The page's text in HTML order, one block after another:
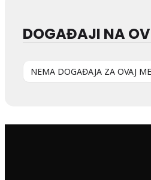
DOGAĐAJI NA
NEMA DOGAĐAJA ZA OVAJ